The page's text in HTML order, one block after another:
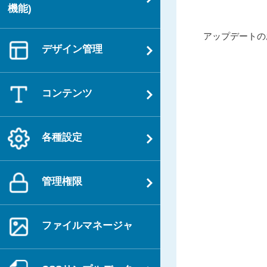
機能)
デザイン管理
コンテンツ
各種設定
管理権限
ファイルマネージャ
過
アップデート